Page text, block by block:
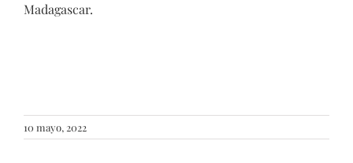
Madagascar.
10 mayo, 2022